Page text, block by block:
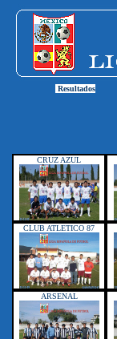
Resultados
CRUZ AZUL
CLUB ATLETICO 87
ARSENAL